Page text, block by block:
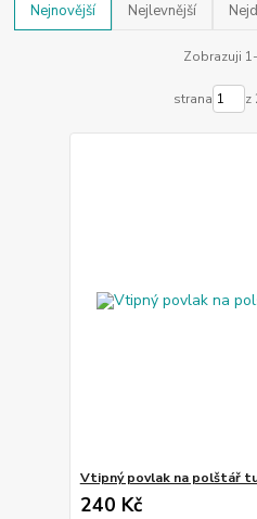
Nejnovější Nejlevnější
Zobrazuji
strana z
Vtipný povlak na polštář
240 Kč